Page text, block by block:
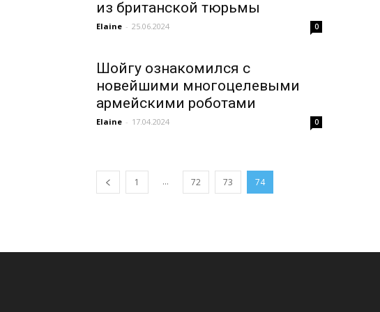
из британской тюрьмы
Elaine - 25.06.2024 0
Шойгу ознакомился с
новейшими многоцелевыми
армейскими роботами
Elaine - 17.04.2024 0
1 ... 72 73 74